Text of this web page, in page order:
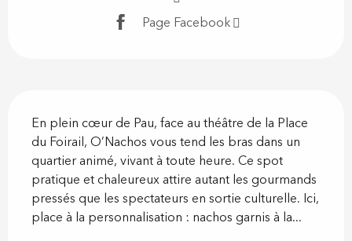
Page Facebook
En plein cœur de Pau, face au théâtre de la Place
du Foirail, O’Nachos vous tend les bras dans un
quartier animé, vivant à toute heure. Ce spot
pratique et chaleureux attire autant les gourmands
pressés que les spectateurs en sortie culturelle. Ici,
place à la personnalisation : nachos garnis à la...